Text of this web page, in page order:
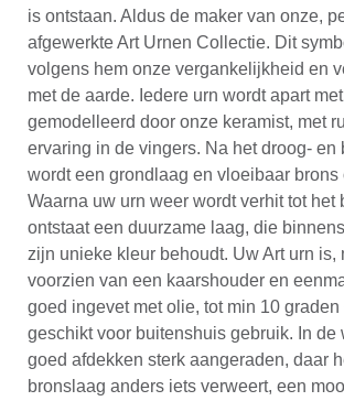
is ontstaan. Aldus de maker van onze,
afgewerkte Art Urnen Collectie. Dit
volgens hem onze vergankelijkheid en
met de aarde. Iedere urn wordt apart
gemodelleerd door onze keramist, met
ervaring in de vingers. Na het droog- en
wordt een grondlaag en vloeibaar brons
Waarna uw urn weer wordt verhit tot het
ontstaat een duurzame laag, die
zijn unieke kleur behoudt. Uw Art urn is,
voorzien van een kaarshouder en
goed ingevet met olie, tot min 10
geschikt voor buitenshuis gebruik. In de
goed afdekken sterk aangeraden, daar
bronslaag anders iets verweert, een